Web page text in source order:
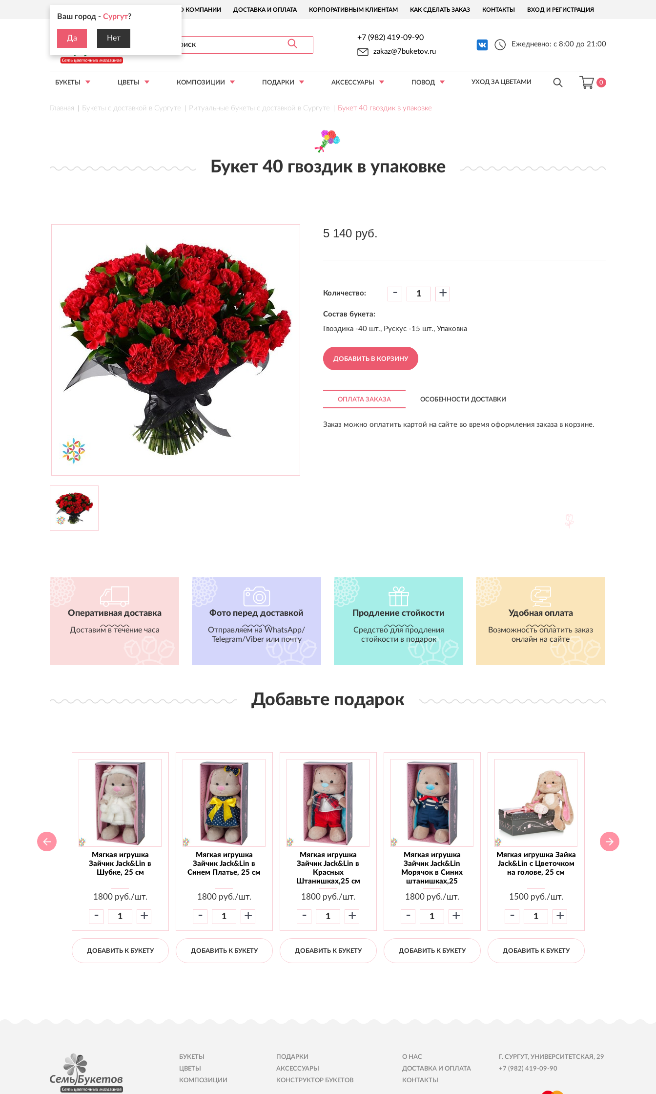
Ваш город - Сургут?
Да Нет
О КОМПАНИИ ДОСТАВКА И ОПЛАТА КОРПОРАТИВНЫМ КЛИЕНТАМ КАК СДЕЛАТЬ ЗАКАЗ КОНТАКТЫ ВХОД И РЕГИСТРАЦИЯ
+7 (982) 419-09-90
zakaz@7buketov.ru
Ежедневно: с 8:00 до 21:00
БУКЕТЫ ЦВЕТЫ КОМПОЗИЦИИ ПОДАРКИ АКСЕССУАРЫ ПОВОД УХОД ЗА ЦВЕТАМИ 0
Главная Букеты с доставкой в Сургуте Ритуальные букеты с доставкой в Сургуте Букет 40 гвоздик в упаковке
Букет 40 гвоздик в упаковке
5 140 руб.
Количество: - +
Состав букета:
Гвоздика -40 шт., Рускус -15 шт., Упаковка
ДОБАВИТЬ В КОРЗИНУ
ОПЛАТА ЗАКАЗА ОСОБЕННОСТИ ДОСТАВКИ
Заказ можно оплатить картой на сайте во время оформления заказа в корзине.
Оперативная доставка
Доставим в течение часа
Фото перед доставкой
Отправляем на WhatsApp/
Telegram/Viber или почту
Продление стойкости
Средство для продления
стойкости в подарок
Удобная оплата
Возможность оплатить заказ
онлайн на сайте
Добавьте подарок
Мягкая игрушка
Зайчик Jack&Lin в
Шубке, 25 см
1800руб./шт.
- +
ДОБАВИТЬ К БУКЕТУ
Мягкая игрушка
Зайчик Jack&Lin в
Синем Платье, 25 см
1800руб./шт.
- +
ДОБАВИТЬ К БУКЕТУ
Мягкая игрушка
Зайчик Jack&Lin в
Красных
Штанишках,25 см
1800руб./шт.
- +
ДОБАВИТЬ К БУКЕТУ
Мягкая игрушка
Зайчик Jack&Lin
Морячок в Синих
штанишках,25
1800руб./шт.
- +
ДОБАВИТЬ К БУКЕТУ
Мягкая игрушка Зайка
Jack&Lin с Цветочком
на голове, 25 см
1500руб./шт.
- +
ДОБАВИТЬ К БУКЕТУ
БУКЕТЫ
ЦВЕТЫ
КОМПОЗИЦИИ
ПОДАРКИ
АКСЕССУАРЫ
КОНСТРУКТОР БУКЕТОВ
О НАС
ДОСТАВКА И ОПЛАТА
КОНТАКТЫ
Г. СУРГУТ, УНИВЕРСИТЕТСКАЯ, 29
+7 (982) 419-09-90